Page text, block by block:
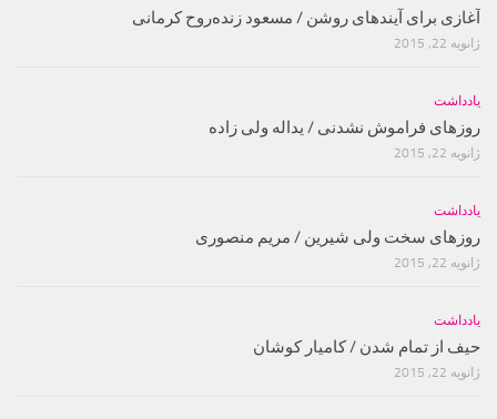
آغازی برای آینده‫ای روشن‬‬ / مسعود زنده‌‫روح کرمانی‬‬
ژانویه 22, 2015
یادداشت
روزهای فراموش نشدنی / یداله ولی زاده
ژانویه 22, 2015
یادداشت
روزهای سخت ولی شیرین / مریم منصوری
ژانویه 22, 2015
یادداشت
حیف از تمام شدن / کامیار کوشان
ژانویه 22, 2015